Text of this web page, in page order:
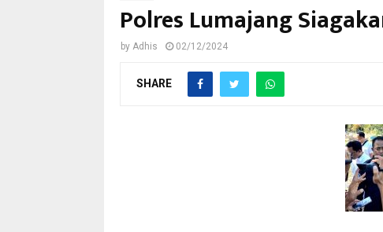
Polres Lumajang
by Adhis 02/12/2024
SHARE